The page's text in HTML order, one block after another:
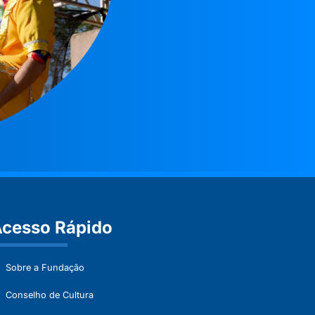
Rápido
Sobre a Fundação
Conselho de Cultura